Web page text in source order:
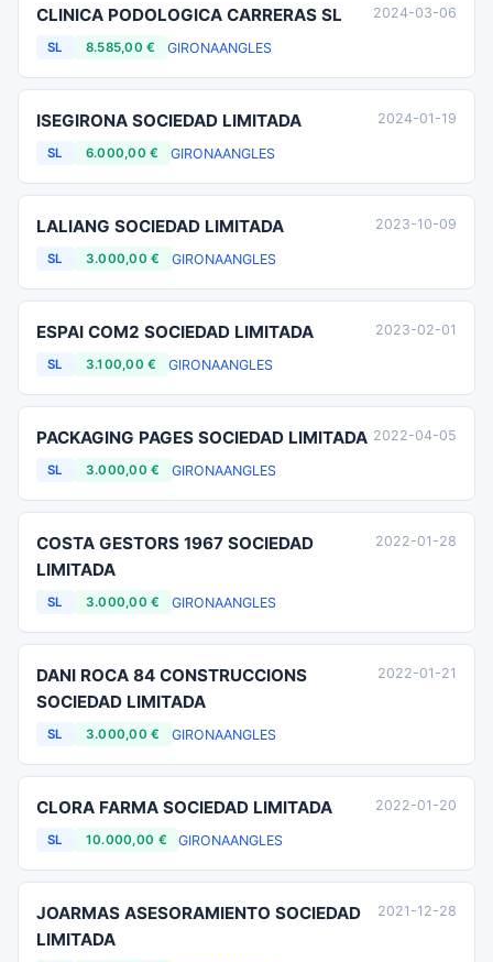
CLINICA PODOLOGICA CARRERAS SL
SL 8.585,00 € GIRONAANGLES
2024-03-06
ISEGIRONA SOCIEDAD LIMITADA
SL 6.000,00 € GIRONAANGLES
2024-01-19
LALIANG SOCIEDAD LIMITADA
SL 3.000,00 € GIRONAANGLES
2023-10-09
ESPAI COM2 SOCIEDAD LIMITADA
SL 3.100,00 € GIRONAANGLES
2023-02-01
PACKAGING PAGES SOCIEDAD LIMITADA
SL 3.000,00 € GIRONAANGLES
2022-04-05
COSTA GESTORS 1967 SOCIEDAD
LIMITADA
SL 3.000,00 € GIRONAANGLES
2022-01-28
DANI ROCA 84 CONSTRUCCIONS
SOCIEDAD LIMITADA
SL 3.000,00 € GIRONAANGLES
2022-01-21
CLORA FARMA SOCIEDAD LIMITADA
SL 10.000,00 € GIRONAANGLES
2022-01-20
JOARMAS ASESORAMIENTO SOCIEDAD
LIMITADA
2021-12-28